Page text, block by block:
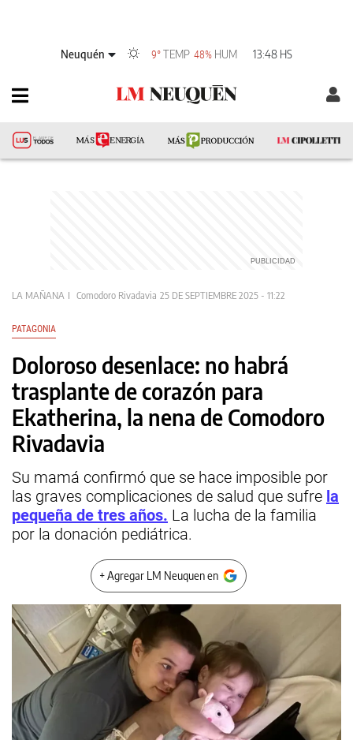
Neuquén 9°TEMP 48% HUM 13:48 HS
LA MAÑANA Comodoro Rivadavia 25 DE SEPTIEMBRE 2025 - 11:22
PATAGONIA
Doloroso desenlace: no habrá
trasplante de corazón para
Ekatherina, la nena de Comodoro
Rivadavia
Su mamá confirmó que se hace imposible por
las graves complicaciones de salud que sufre la
pequeña de tres años. La lucha de la familia
por la donación pediátrica.
+ Agregar LM Neuquen en